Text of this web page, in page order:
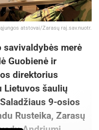
atstovai/Zarasų raj.sav.nuotr.
savivaldybės merė
Guobienė ir
direktorius
Lietuvos šaulių
9-osios
Rusteika, Zarasų